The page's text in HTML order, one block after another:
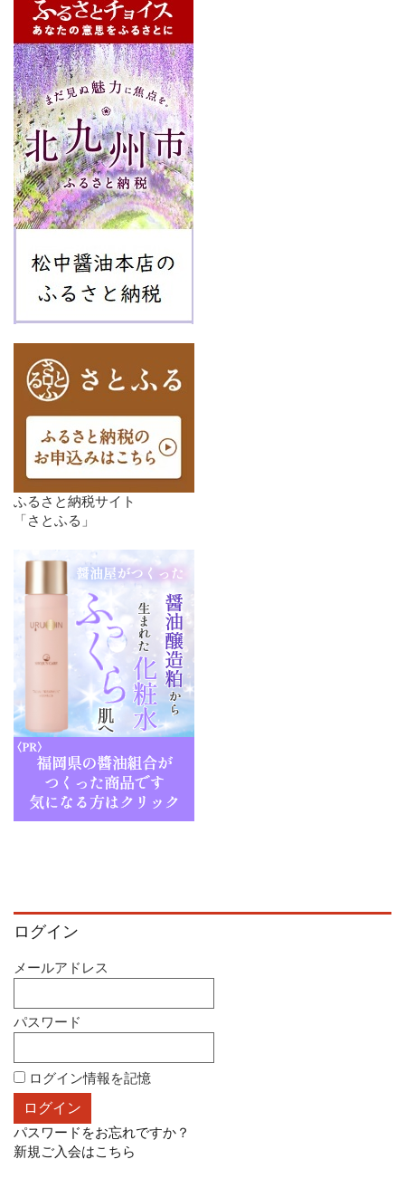
ふるさと納税サイト
「さとふる」
ログイン
メールアドレス
パスワード
ログイン情報を記憶
パスワードをお忘れですか？
新規ご入会はこちら